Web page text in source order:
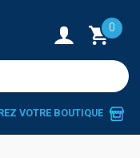
0
VOTRE BOUTIQUE